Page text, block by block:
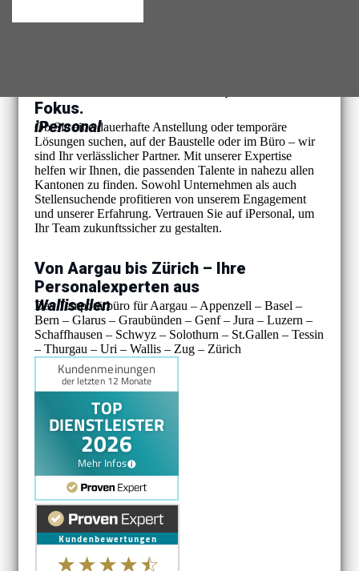
Fokus.
iPersonal
Ob Sie eine dauerhafte Anstellung oder temporäre
Lösungen suchen, auf der Baustelle oder im Büro – wir
sind Ihr verlässlicher Partner. Mit unserer Expertise
helfen wir Ihnen, die passenden Talente in nahezu allen
Kantonen zu finden. Sowohl Unternehmen als auch
Stellensuchende profitieren von unserem Engagement
und unserer Erfahrung. Vertrauen Sie auf iPersonal, um
Ihr Team zukunftssicher zu gestalten.
Von Aargau bis Zürich – Ihre
Personalexperten aus
Wallisellen
Das Temporärbüro für Aargau – Appenzell – Basel –
Bern – Glarus – Graubünden – Genf – Jura – Luzern –
Schaffhausen – Schwyz – Solothurn – St.Gallen – Tessin
– Thurgau – Uri – Wallis – Zug – Zürich